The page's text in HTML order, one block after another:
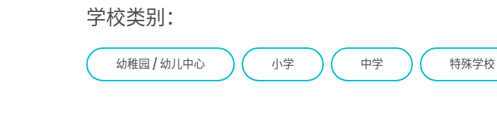
学校类别：
幼稚园 / 幼儿中心 小学 中学 特殊学校